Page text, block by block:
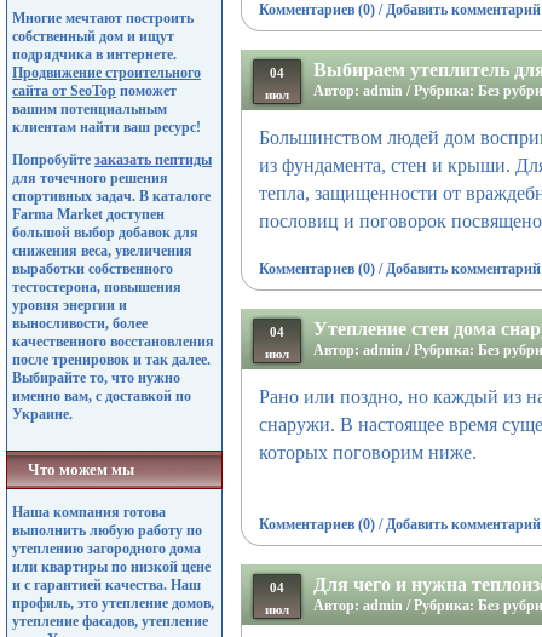
Многие мечтают построить
собственный дом и ищут
подрядчика в интернете.
Продвижение строительного
сайта от SeoTop поможет
вашим потенциальным
клиентам найти ваш ресурс!
Попробуйте заказать пептиды
для точечного решения
спортивных задач. В каталоге
Farma Market доступен
большой выбор добавок для
снижения веса, увеличения
выработки собственного
тестостерона, повышения
уровня энергии и
выносливости, более
качественного восстановления
после тренировок и так далее.
Выбирайте то, что нужно
именно вам, с доставкой по
Украине.
Что можем мы
Наша компания готова
выполнить любую работу по
утеплению загородного дома
или квартиры по низкой цене
и с гарантией качества. Наш
профиль, это утепление домов,
утепление фасадов, утепление
Комментариев (0) /Добавить комментарий
04
июл
Выбираем утеплитель
Автор: admin / Рубрика: Без
Большинством людей дом
из фундамента, стен и крыши.
тепла, защищенности от
пословиц и поговорок
Комментариев (0) /Добавить комментарий
04
июл
Утепление стен дома
Автор: admin / Рубрика: Без
Рано или поздно, но каждый из
снаружи. В настоящее время
которых поговорим ниже.
Комментариев (0) /Добавить комментарий
04
июл
Для чего и нужна
Автор: admin / Рубрика: Без